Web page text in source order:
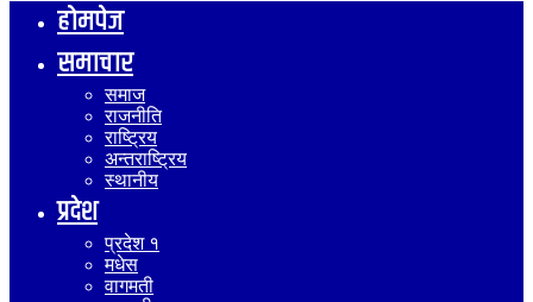
होमपेज
समाचार
समाज
राजनीति
राष्ट्रिय
अन्तराष्ट्रिय
स्थानीय
प्रदेश
प्रदेश १
मधेस
वागमती